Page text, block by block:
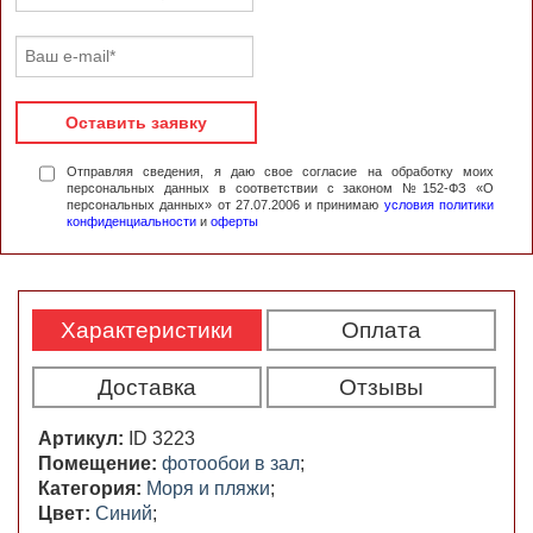
Оставить заявку
Отправляя сведения, я даю свое согласие на обработку моих
персональных данных в соответствии с законом №152-ФЗ «О
персональных данных» от 27.07.2006 и принимаю условия политики
конфиденциальности и оферты
Характеристики Оплата
Доставка Отзывы
Артикул:
ID 3223
Помещение: фотообои в зал;
Категория: Моря и пляжи;
Цвет: Синий;